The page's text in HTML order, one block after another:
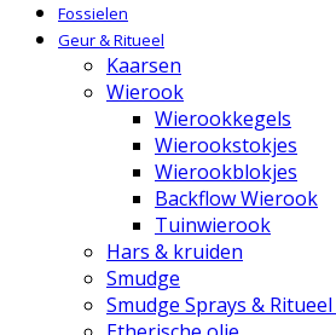
Fossielen
Geur & Ritueel
Kaarsen
Wierook
Wierookkegels
Wierookstokjes
Wierookblokjes
Backflow Wierook
Tuinwierook
Hars & kruiden
Smudge
Smudge Sprays &